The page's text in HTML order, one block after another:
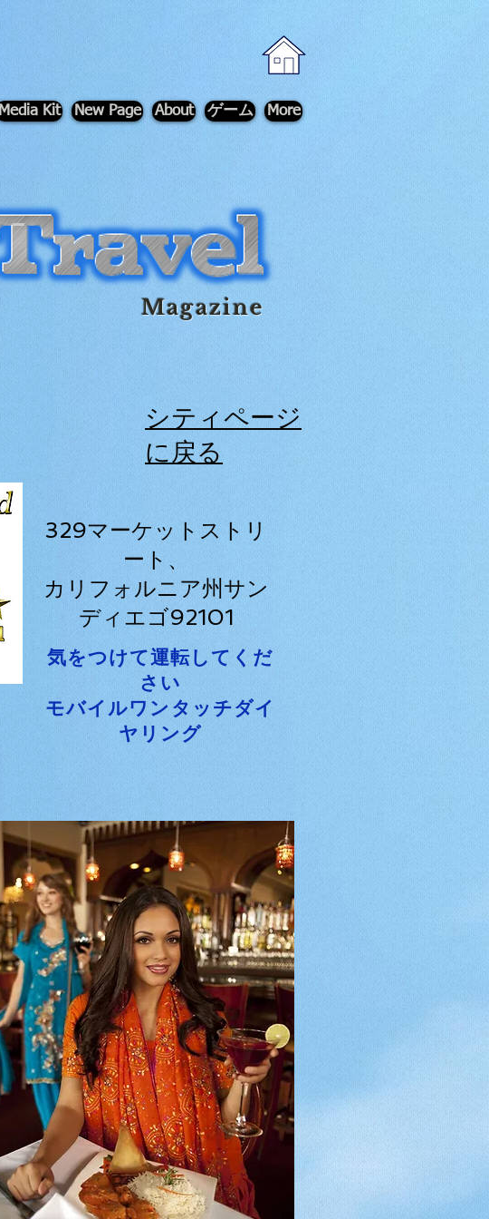
Media Kit New Page About ゲーム More
-
Magazine
シティページ
に戻る
329マーケットストリ
ート、
カリフォルニア州サン
ディエゴ92101
気をつけて運転してくだ
さい
モバイルワンタッチダイ
ヤリング